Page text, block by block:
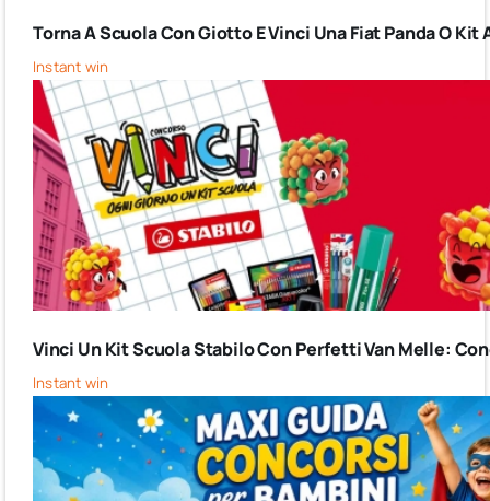
Torna A Scuola Con Giotto E Vinci Una Fiat Panda O
Instant win
Vinci Un Kit Scuola Stabilo Con Perfetti Van Melle:
Instant win